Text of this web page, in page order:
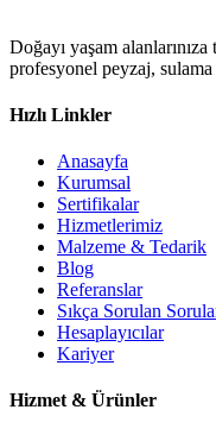
Doğayı yaşam
profesyonel peyzaj,
Hızlı Linkler
Anasayfa
Kurumsal
Sertifikalar
Hizmetlerimiz
Malzeme & Tedarik
Blog
Referanslar
Sıkça Sorulan
Hesaplayıcılar
Kariyer
Hizmet & Ürünler